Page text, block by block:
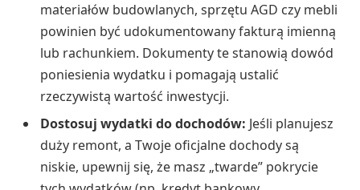
materiałów budowlanych, sprzętu AGD czy mebli
powinien być udokumentowany fakturą imienną
lub rachunkiem. Dokumenty te stanowią dowód
poniesienia wydatku i pomagają ustalić
rzeczywistą wartość inwestycji.
Dostosuj wydatki do dochodów: Jeśli planujesz
duży remont, a Twoje oficjalne dochody są
niskie, upewnij się, że masz „twarde” pokrycie